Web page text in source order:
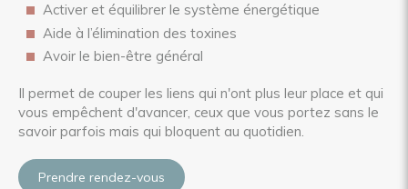
Activer et équilibrer le système énergétique
Aide à l’élimination des toxines
Avoir le bien-être général
Il permet de couper les liens qui n'ont plus leur place et qui
vous empêchent d'avancer, ceux que vous portez sans le
savoir parfois mais qui bloquent au quotidien.
Prendre rendez-vous